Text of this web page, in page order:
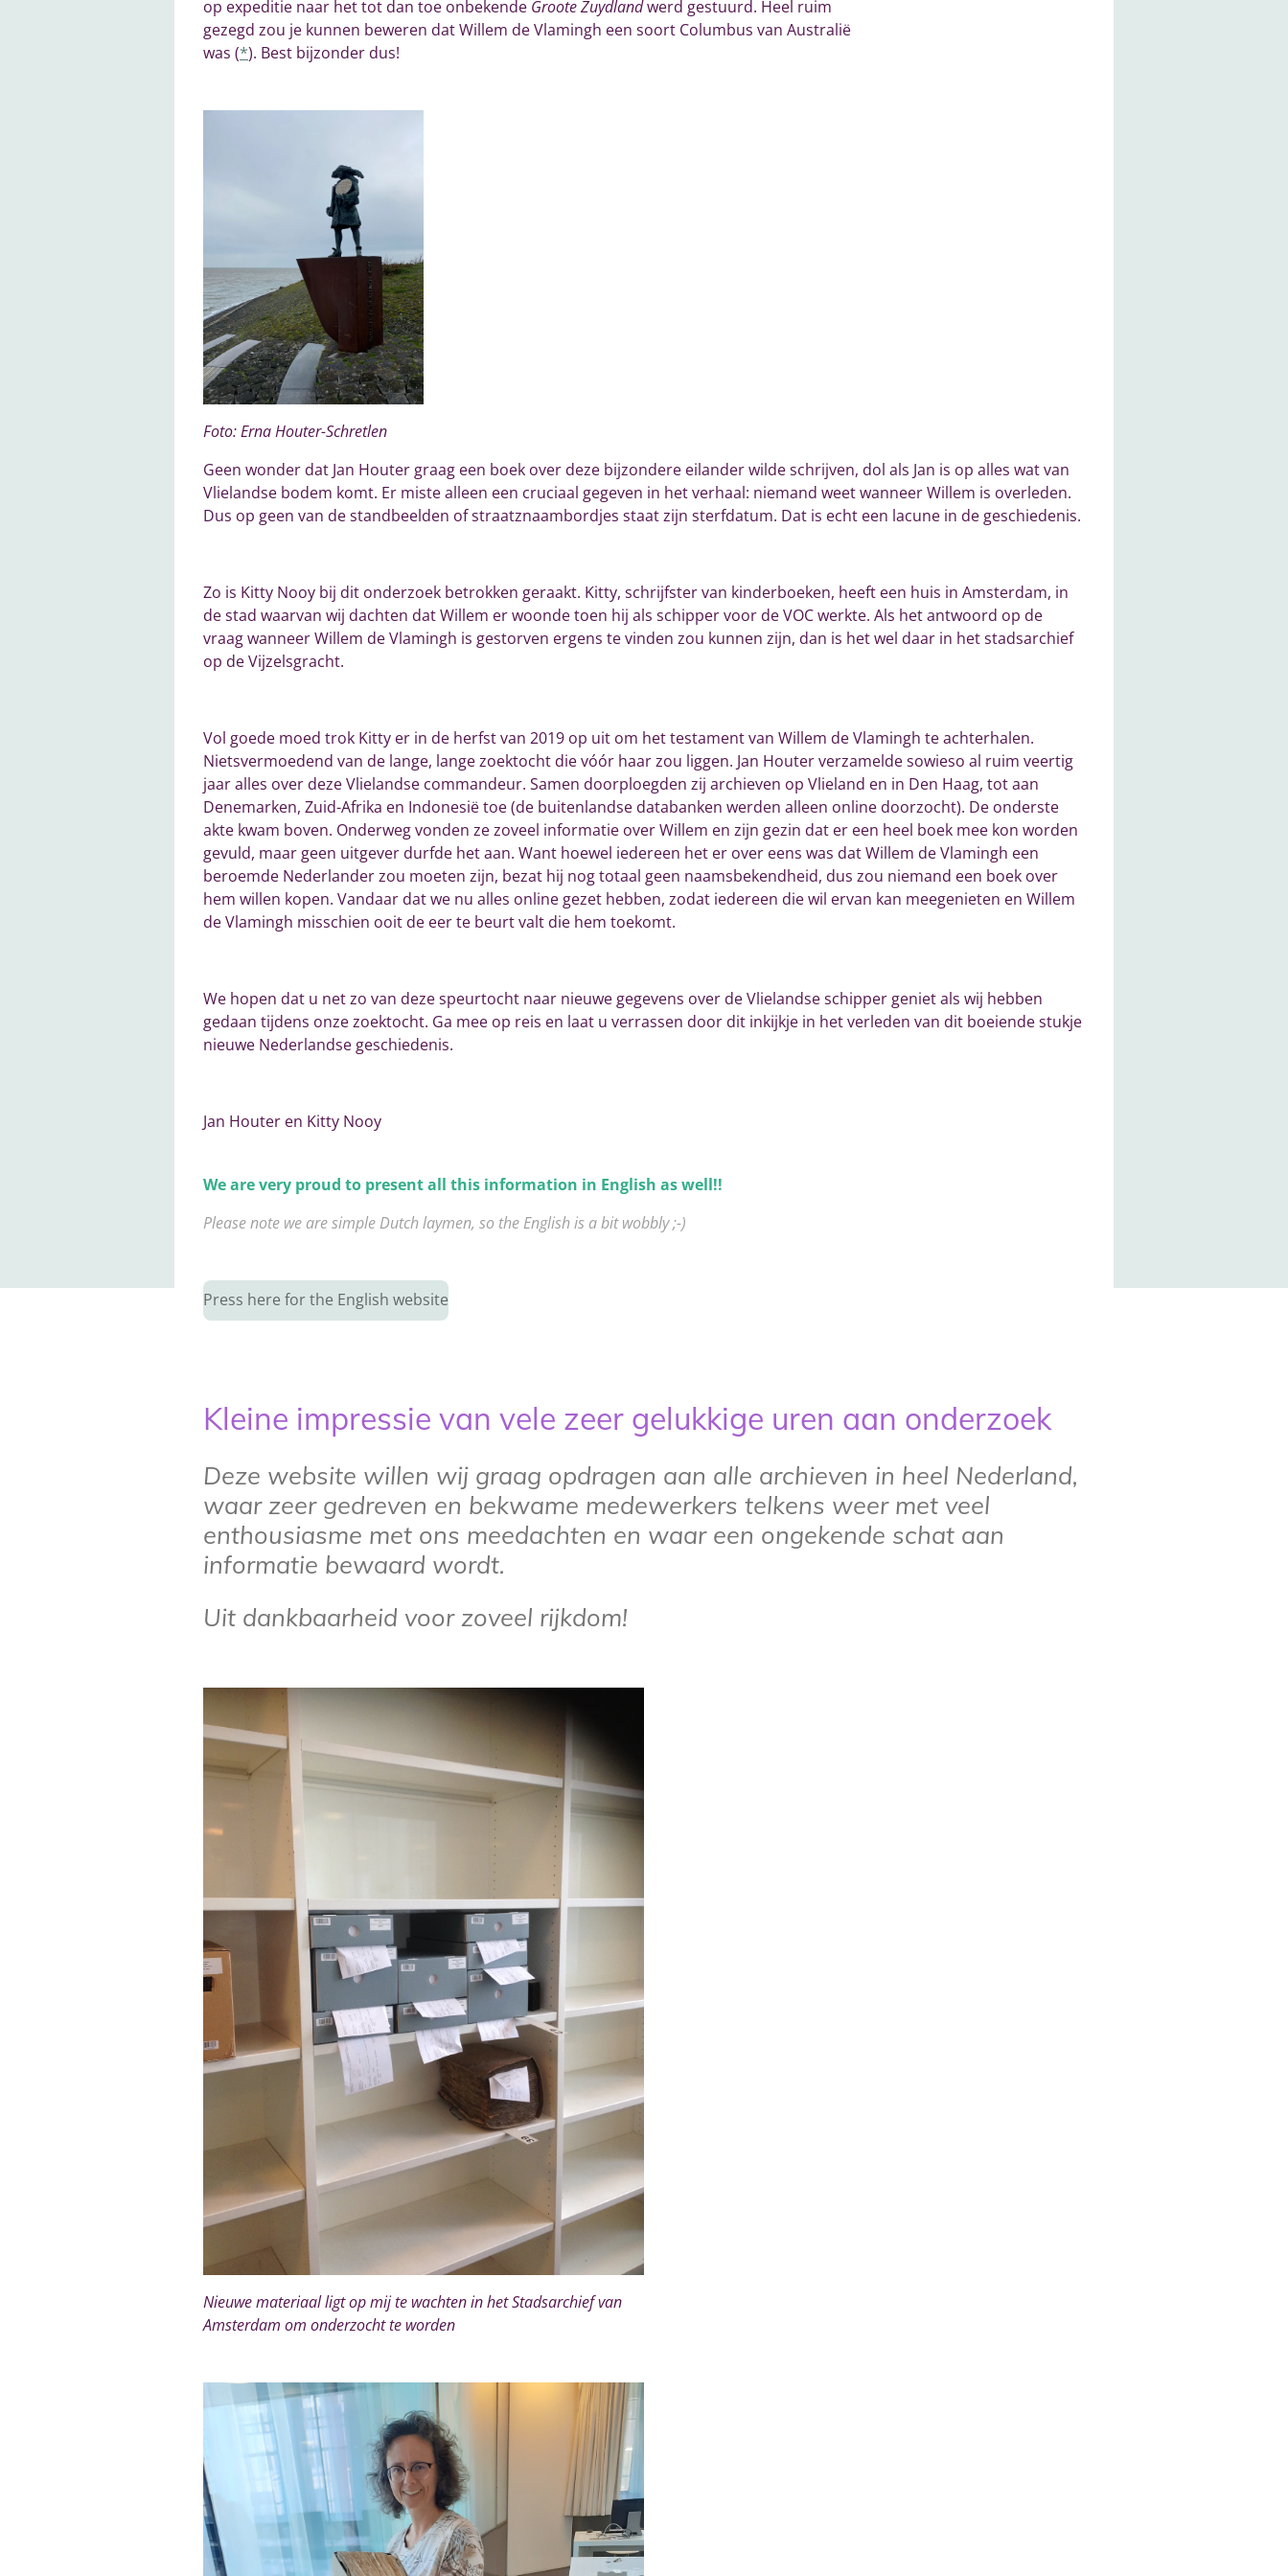
op expeditie naar het tot dan toe onbekende Groote Zuydlandwerd gestuurd. Heel ruim
gezegd zou je kunnen beweren dat Willem de Vlamingh een soort Columbus van Australië
was (*). Best bijzonder dus!
Foto: Erna Houter-Schretlen
Geen wonder dat Jan Houter graag een boek over deze bijzondere eilander wilde schrijven, dol als Jan is op alles wat van
Vlielandse bodem komt. Er miste alleen een cruciaal gegeven in het verhaal: niemand weet wanneer Willem is overleden.
Dus op geen van de standbeelden of straatznaambordjes staat zijn sterfdatum. Dat is echt een lacune in de geschiedenis.
Zo is Kitty Nooy bij dit onderzoek betrokken geraakt. Kitty, schrijfster van kinderboeken, heeft een huis in Amsterdam, in
de stad waarvan wij dachten dat Willem er woonde toen hij als schipper voor de VOC werkte. Als het antwoord op de
vraag wanneer Willem de Vlamingh is gestorven ergens te vinden zou kunnen zijn, dan is het wel daar in het stadsarchief
op de Vijzelsgracht.
Vol goede moed trok Kitty er in de herfst van 2019 op uit om het testament van Willem de Vlamingh te achterhalen.
Nietsvermoedend van de lange, lange zoektocht die vóór haar zou liggen. Jan Houter verzamelde sowieso al ruim veertig
jaar alles over deze Vlielandse commandeur. Samen doorploegden zij archieven op Vlieland en in Den Haag, tot aan
Denemarken, Zuid-Afrika en Indonesië toe (de buitenlandse databanken werden alleen online doorzocht). De onderste
akte kwam boven. Onderweg vonden ze zoveel informatie over Willem en zijn gezin dat er een heel boek mee kon worden
gevuld, maar geen uitgever durfde het aan. Want hoewel iedereen het er over eens was dat Willem de Vlamingh een
beroemde Nederlander zou moeten zijn, bezat hij nog totaal geen naamsbekendheid, dus zou niemand een boek over
hem willen kopen. Vandaar dat we nu alles online gezet hebben, zodat iedereen die wil ervan kan meegenieten en Willem
de Vlamingh misschien ooit de eer te beurt valt die hem toekomt.
We hopen dat u net zo van deze speurtocht naar nieuwe gegevens over de Vlielandse schipper geniet als wij hebben
gedaan tijdens onze zoektocht. Ga mee op reis en laat u verrassen door dit inkijkje in het verleden van dit boeiende stukje
nieuwe Nederlandse geschiedenis.
Jan Houter en Kitty Nooy
We are very proud to present all this information in English as well!!
Please note we are simple Dutch laymen, so the English is a bit wobbly ;-)
Press here for the English website
Kleine impressie van vele zeer gelukkige uren aan onderzoek
Deze website willen wij graag opdragen aan alle archieven in heel Nederland,
waar zeer gedreven en bekwame medewerkers telkens weer met veel
enthousiasme met ons meedachten en waar een ongekende schat aan
informatie bewaard wordt.
Uit dankbaarheid voor zoveel rijkdom!
Nieuwe materiaal ligt op mij te wachten in het Stadsarchief van
Amsterdam om onderzocht te worden